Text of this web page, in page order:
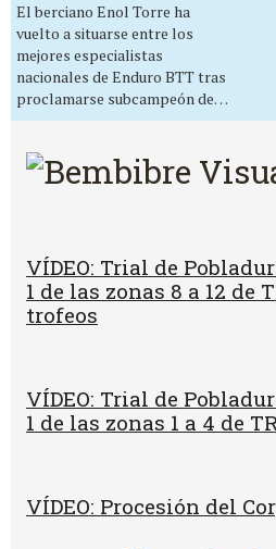
El berciano Enol Torre ha
vuelto a situarse entre los
mejores especialistas
nacionales de Enduro BTT tras
proclamarse subcampeón de…
VÍDEO: Trial de
1 de las zonas 8 a 12 de
trofeos
VÍDEO: Trial de
1 de las zonas 1 a 4 de
VÍDEO: Procesión del